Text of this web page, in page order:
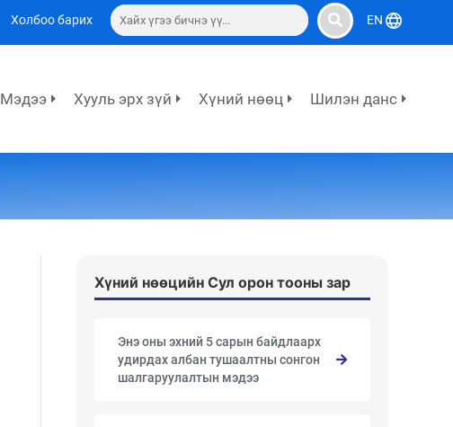
Холбоо барих EN
Мэдээ Хууль эрх зүй Хүний нөөц Шилэн данс
Хүний нөөцийн Сул орон тооны зар
Энэ оны эхний 5 сарын байдлаарх
удирдах албан тушаалтны сонгон
шалгаруулалтын мэдээ